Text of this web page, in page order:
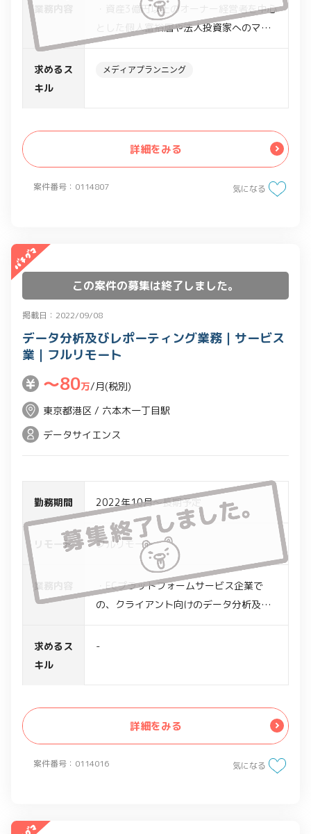
案件番号：0114807
・資産3億円以上のオーナー経営者を中心
とした個人富裕層や法人投資家へのマー
ケティングと資産運用案件の提案
・上場企業経営者の資産アロケーション
資産形成投資といった法個人のダブルフ
※集客はセミナー及びWebで実施
求めるス
キル
メディアプランニング
詳細をみる
気になる
この案件の募集は終了しました。
掲載日：2022/09/08
案件番号：0114016
データ分析及びレポーティング業務｜サービス
業｜フルリモート
〜80万/月(税別)
東京都港区 / 六本木一丁目駅
データサイエンス
勤務期間 2022年10月～長期予定
リモート フルリモート
業務内容
・ECプラットフォームサービス企業で
の、クライアント向けのデータ分析及び
Google Analyticsからの必要なデータ抽
エクセルでのデータ集計,加工,分析等
求めるス
キル
-
詳細をみる
気になる